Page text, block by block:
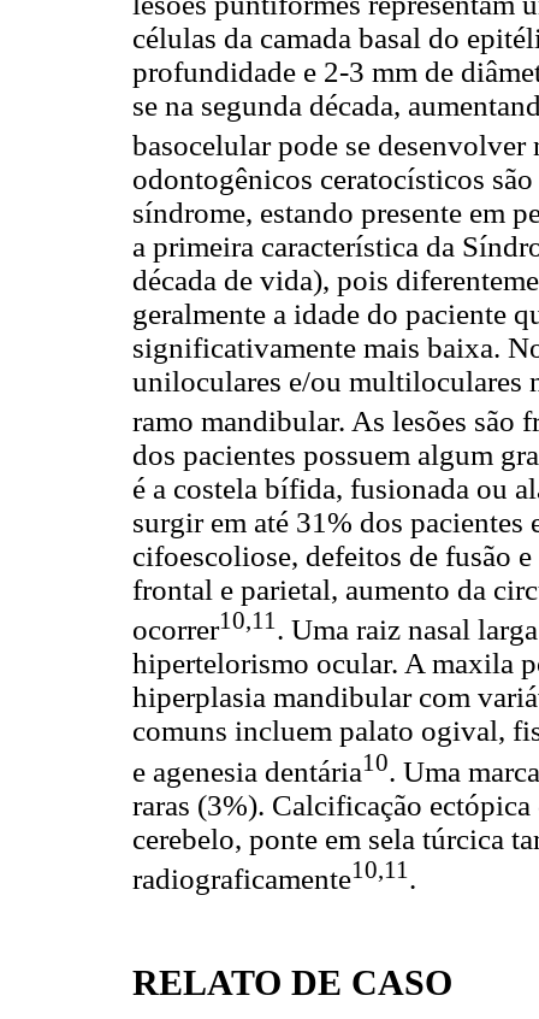
células da camada basal do
profundidade e 2-3 mm de
se na segunda década,
basocelular pode se desenvolver
odontogênicos ceratocísticos
síndrome, estando presente em
a primeira característica da
década de vida), pois
geralmente a idade do paciente
significativamente mais baixa.
uniloculares e/ou multiloculares
ramo mandibular. As lesões são
dos pacientes possuem algum
é a costela bífida, fusionada ou
surgir em até 31% dos
cifoescoliose, defeitos de fusão
frontal e parietal, aumento da
ocorrer10,11 . Uma raiz nasal
hipertelorismo ocular. A maxila
hiperplasia mandibular com
comuns incluem palato ogival,
e agenesia dentária10. Uma
raras (3%). Calcificação
cerebelo, ponte em sela túrcica
radiograficamente10,11 .
RELATO DE CASO